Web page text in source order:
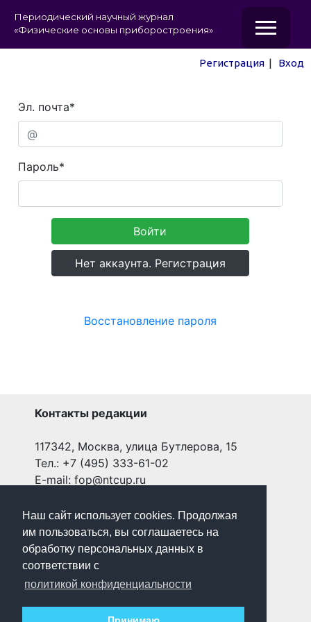
Наш сайт использует cookies. Продолжая
им пользоваться, вы соглашаетесь на
обработку персональных данных в
соответствии с
политикой конфиденциальности
Периодический научный журнал
«Физические основы приборостроения»
Регистрация | Вход
Эл. почта*
Пароль*
Восстановление пароля
Контакты редакции
117342, Москва, улица Бутлерова, 15
Тел.: +7 (495) 333-61-02
E-mail: fop@ntcup.ru
Редакционная коллегия
Пользовательское соглашение
Открыть